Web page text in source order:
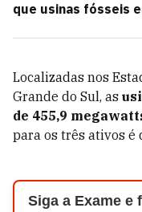
que usinas fósseis
Localizadas nos
Grande do Sul, as
de 455,9
para os três ativos é
Siga a Exame e